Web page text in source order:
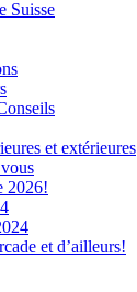
Suisse
et extérieures
2026!
et d’ailleurs!